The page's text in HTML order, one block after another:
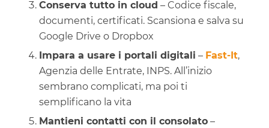
Conserva tutto in cloud – Codice fiscale,
documenti, certificati. Scansiona e salva su
Google Drive o Dropbox
Impara a usare i portali digitali – Fast-It,
Agenzia delle Entrate, INPS. All’inizio
sembrano complicati, ma poi ti
semplificano la vita
Mantieni contatti con il consolato–